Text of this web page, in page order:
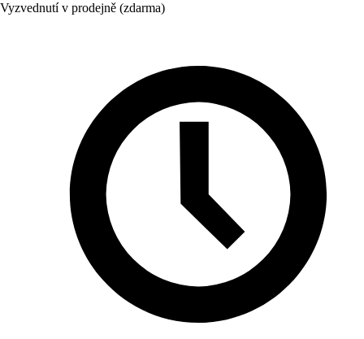
Vyzvednutí v prodejně (zdarma)